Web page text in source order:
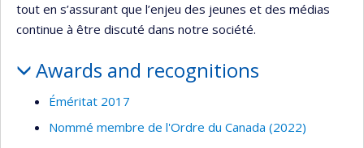
tout en s’assurant que l’enjeu des jeunes et des médias
continue à être discuté dans notre société.
Awards and recognitions
Éméritat 2017
Nommé membre de l'Ordre du Canada (2022)